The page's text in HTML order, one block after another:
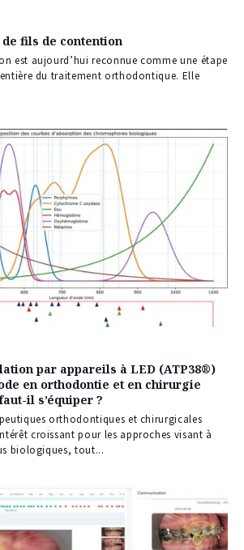
fils de contention
est aujourd’hui reconnue comme une étape
du traitement orthodontique. Elle
par appareils à LED (ATP38®)
en orthodontie et en chirurgie
il s’équiper ?
orthodontiques et chirurgicales
croissant pour les approches visant à
biologiques, tout...